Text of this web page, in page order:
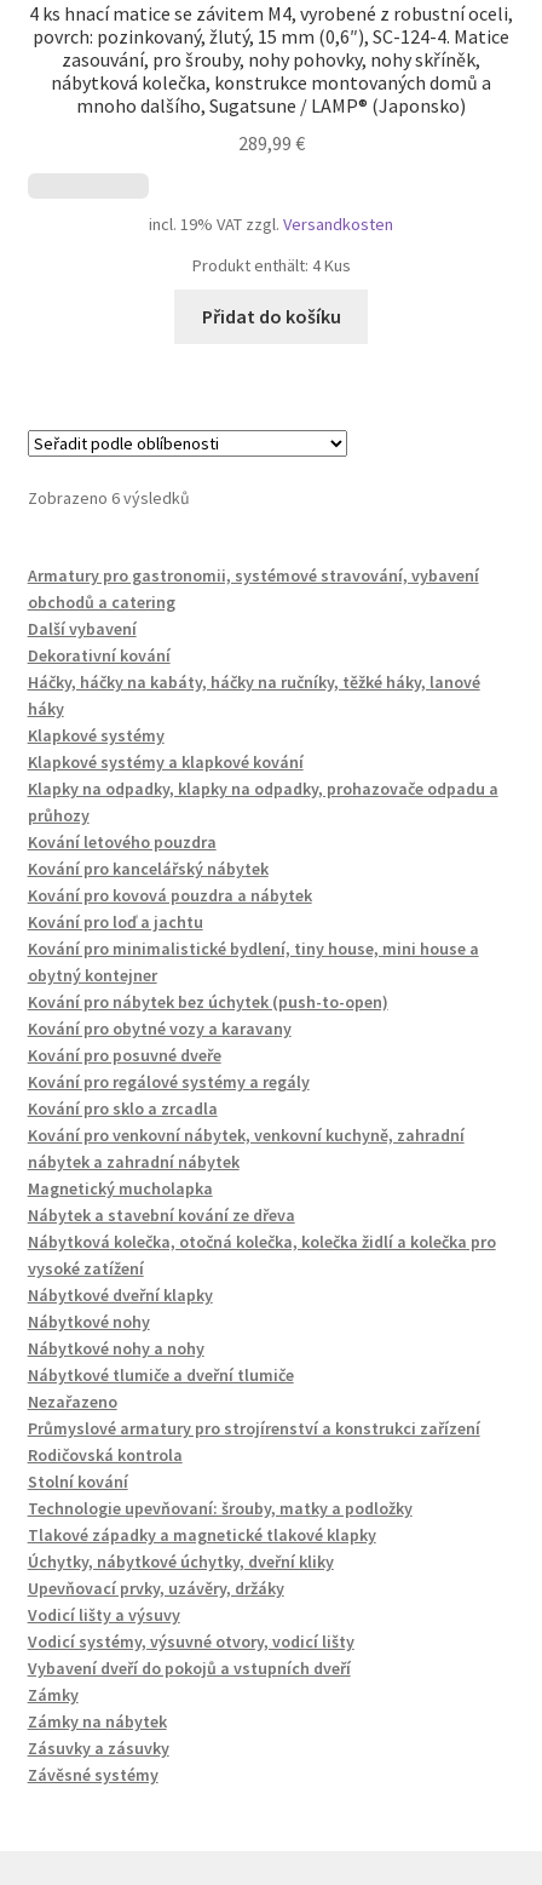
4 ks hnací matice se závitem M4, vyrobené z robustní oceli,
povrch: pozinkovaný, žlutý, 15 mm (0,6″), SC-124-4. Matice
zasouvání, pro šrouby, nohy pohovky, nohy skříněk,
nábytková kolečka, konstrukce montovaných domů a
mnoho dalšího, Sugatsune / LAMP® (Japonsko)
289,99 €
incl. 19% VAT zzgl. Versandkosten
Produkt enthält: 4Kus
Přidat do košíku
Zobrazeno 6 výsledkůSeřazeno
Armatury pro gastronomii, systémové stravování, vybavení
obchodů a catering
Další vybavení
Dekorativní kování
Háčky, háčky na kabáty, háčky na ručníky, těžké háky, lanové
háky
Klapkové systémy
Klapkové systémy a klapkové kování
Klapky na odpadky, klapky na odpadky, prohazovače odpadu a
průhozy
Kování letového pouzdra
Kování pro kancelářský nábytek
Kování pro kovová pouzdra a nábytek
Kování pro loď a jachtu
Kování pro minimalistické bydlení, tiny house, mini house a
obytný kontejner
Kování pro nábytek bez úchytek (push-to-open)
Kování pro obytné vozy a karavany
Kování pro posuvné dveře
Kování pro regálové systémy a regály
Kování pro sklo a zrcadla
Kování pro venkovní nábytek, venkovní kuchyně, zahradní
nábytek a zahradní nábytek
Magnetický mucholapka
Nábytek a stavební kování ze dřeva
Nábytková kolečka, otočná kolečka, kolečka židlí a kolečka pro
vysoké zatížení
Nábytkové dveřní klapky
Nábytkové nohy
Nábytkové nohy a nohy
Nábytkové tlumiče a dveřní tlumiče
Nezařazeno
Průmyslové armatury pro strojírenství a konstrukci zařízení
Rodičovská kontrola
Stolní kování
Technologie upevňovaní: šrouby, matky a podložky
Tlakové západky a magnetické tlakové klapky
Úchytky, nábytkové úchytky, dveřní kliky
Upevňovací prvky, uzávěry, držáky
Vodicí lišty a výsuvy
Vodicí systémy, výsuvné otvory, vodicí lišty
Vybavení dveří do pokojů a vstupních dveří
Zámky
Zámky na nábytek
Zásuvky a zásuvky
Závěsné systémy